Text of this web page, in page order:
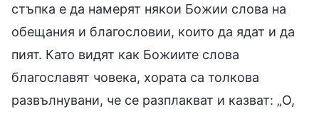
стъпка е да намерят някои Божии слова на
обещания и благословии, които да ядат и да
пият. Като видят как Божиите слова
благославят човека, хората са толкова
развълнувани, че се разплакват и казват: „О,